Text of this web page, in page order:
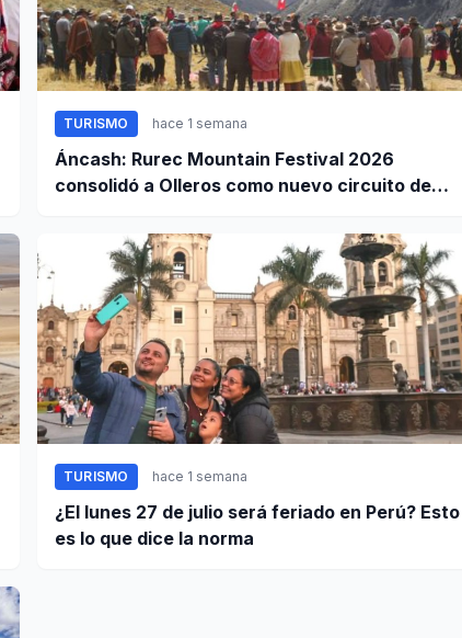
TURISMO hace 1 semana
Áncash: Rurec Mountain Festival 2026
consolidó a Olleros como nuevo circuito de
TURISMO hace 1 semana
¿El lunes 27 de julio será feriado en Perú? Esto
es lo que dice la norma